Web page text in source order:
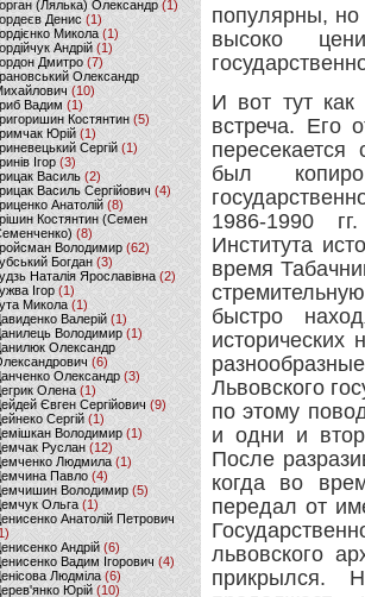
(Лялька) Олександр(1)
Денис (1)
Микола (1)
Андрій (1)
Дмитро (7)
Олександр
(10)
Вадим (1)
Костянтин (5)
Юрій(1)
Сергій(1)
Ігор (3)
Василь (2)
Василь Сергійович (4)
Анатолій (8)
Костянтин (Семен
(8)
Володимир(62)
Богдан (3)
Наталія Ярославівна(2)
Ігор (1)
Микола (1)
Валерій (1)
Володимир(1)
Олександр
(6)
Олександр (3)
Олена(1)
Євген Сергійович(9)
Сергій (1)
Володимир(1)
Руслан (12)
Людмила (1)
Павло (4)
Володимир (5)
Ольга(1)
Анатолій Петрович
Андрій (6)
Вадим Ігорович (4)
Людміла(6)
Юрій(10)
популярны,
высоко
И вот тут как
встреча. Его
был
1986-1990
Института
время
быстро
Львовского
по этому
и одни и
После
когда во
передал от
львовского
прикрылся.